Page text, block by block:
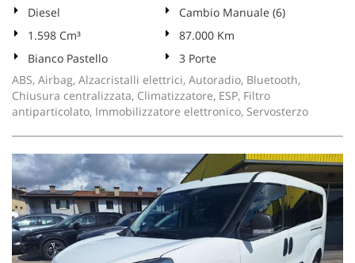
Diesel
Cambio Manuale (6)
1.598 Cm³
87.000 Km
Bianco Pastello
3 Porte
ABS, Airbag, Alzacristalli elettrici, Autoradio, Bluetooth,
Chiusura centralizzata, Climatizzatore, ESP, Filtro
antiparticolato, Immobilizzatore elettronico, Servosterzo